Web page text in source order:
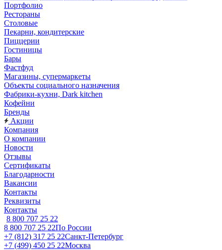
Портфолио
Рестораны
Столовые
Пекарни, кондитерские
Пиццерии
Гостиницы
Бары
Фастфуд
Магазины, супермаркеты
Объекты социального назначения
Фабрики-кухни, Dark kitchen
Кофейни
Бренды
Акции
Компания
О компании
Новости
Отзывы
Сертификаты
Благодарности
Вакансии
Контакты
Реквизиты
Контакты
8 800 707 25 22
8 800 707 25 22По России
+7 (812) 317 25 22Санкт-Петербург
+7 (499) 450 25 22Москва